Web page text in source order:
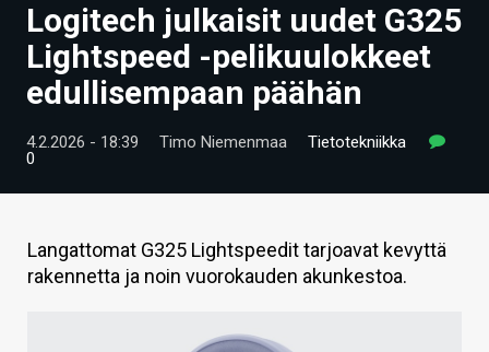
UUTISET
ARTIKKELIT
VIDEOT
HINTA.FI
Logitech julkaisit uudet G325
Lightspeed -pelikuulokkeet
edullisempaan päähän
4.2.2026 - 18:39 Timo Niemenmaa
Tietotekniikka
0
Langattomat G325 Lightspeedit tarjoavat kevyttä
rakennetta ja noin vuorokauden akunkestoa.